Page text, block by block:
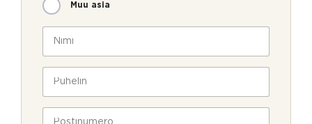
o
i
m
e
l
l
Muu asia
m
h